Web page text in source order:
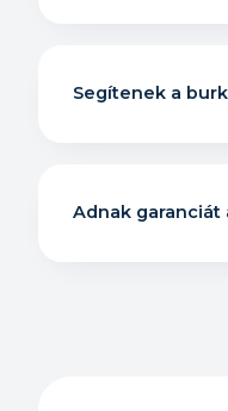
Segítenek a
Adnak garanciát